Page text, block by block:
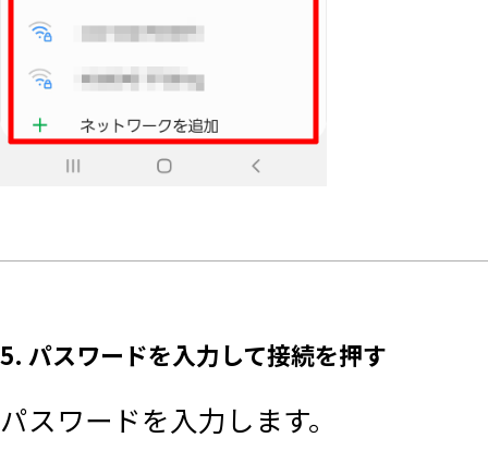
5. パスワードを入力して接続を押す
パスワードを入力します。